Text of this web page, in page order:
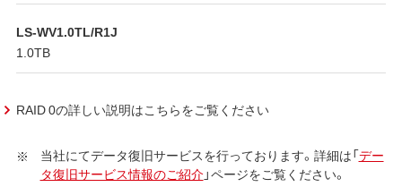
LS-WV1.0TL/R1J
1.0TB
RAID 0の詳しい説明はこちらをご覧ください
当社にてデータ復旧サービスを行っております。詳細は「デー
タ復旧サービス情報のご紹介」ページをご覧ください。